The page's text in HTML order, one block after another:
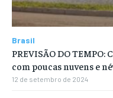
Brasil
PREVISÃO DO TEMPO:
com poucas nuvens e
12 de setembro de 2024